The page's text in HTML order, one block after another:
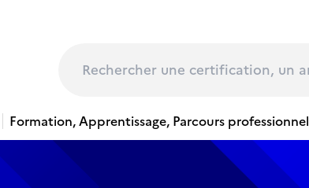
Formation, Apprentissage, Parcours professionnel